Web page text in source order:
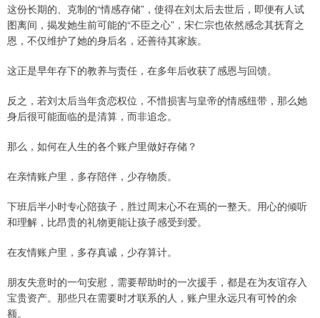
这份长期的、克制的“情感存储”，使得在刘太后去世后，即便有人试
图离间，揭发她生前可能的“不臣之心”，宋仁宗也依然感念其抚育之
恩，不仅维护了她的身后名，还善待其家族。
这正是早年存下的教养与责任，在多年后收获了感恩与回馈。
反之，若刘太后当年贪恋权位，不惜损害与皇帝的情感纽带，那么她
身后很可能面临的是清算，而非追念。
那么，如何在人生的各个账户里做好存储？
在亲情账户里，多存陪伴，少存物质。
下班后半小时专心陪孩子，胜过周末心不在焉的一整天。用心的倾听
和理解，比昂贵的礼物更能让孩子感受到爱。
在友情账户里，多存真诚，少存算计。
朋友失意时的一句安慰，需要帮助时的一次援手，都是在为友谊存入
宝贵资产。那些只在需要时才联系的人，账户里永远只有可怜的余
额。